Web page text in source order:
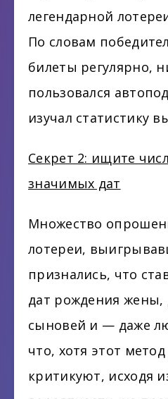
легендарной
По словам
билеты регулярно,
пользовался
изучал статистику
Секрет 2: ищите
значимых дат
Множество
лотереи,
признались, что
дат рождения жены,
сыновей и — даже
что, хотя этот
критикуют, исходя